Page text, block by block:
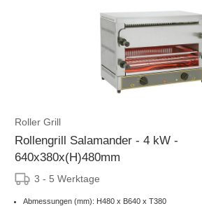
Roller Grill
Rollengrill Salamander - 4 kW -
640x380x(H)480mm
3 - 5 Werktage
Abmessungen (mm): H480 x B640 x T380